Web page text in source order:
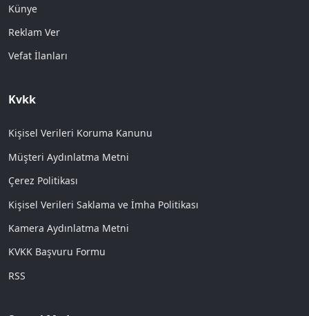
Künye
Reklam Ver
Vefat İlanları
Kvkk
Kişisel Verileri Koruma Kanunu
Müşteri Aydınlatma Metni
Çerez Politikası
Kişisel Verileri Saklama ve İmha Politikası
Kamera Aydınlatma Metni
KVKK Başvuru Formu
RSS